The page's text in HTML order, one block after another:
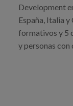
Development
España, Italia
formativos y 5
y personas con